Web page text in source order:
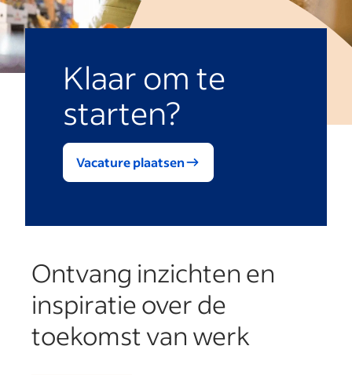
Klaar om te
starten?
Vacature plaatsen
Ontvang inzichten en
inspiratie over de
toekomst van werk